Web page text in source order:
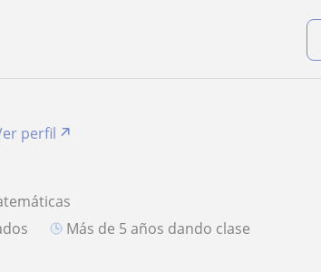
perfil
más de 5 años dando clase